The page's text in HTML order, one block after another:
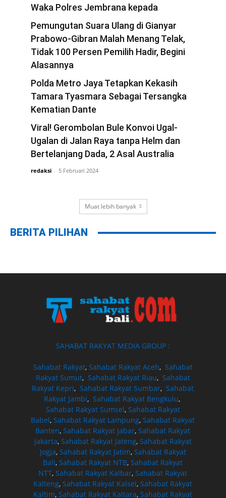
Waka Polres Jembrana kepada
Personel Yang Bertugas
redaksi - 23 Desember 2024
Pemungutan Suara Ulang di Gianyar
Prabowo-Gibran Malah Menang Telak,
Tidak 100 Persen Pemilih Hadir, Begini
Alasannya
redaksi 22 Februari 2024
Polda Metro Jaya Tetapkan Kekasih
Tamara Tyasmara Sebagai Tersangka
Kematian Dante
redaksi - 12 Februari 2024
Viral! Gerombolan Bule Konvoi Ugal-
Ugalan di Jalan Raya tanpa Helm dan
Bertelanjang Dada, 2 Asal Australia
redaksi - 5 Februari 2024
Muat lebih banyak
BERITA PILIHAN
SAHABAT RAKYAT MEDIA GROUP :
Sahabat Rakyat, Sahabat Rakyat Aceh, Sahabat
Rakyat Sumut, Sahabat Rakyat Riau, Sahabat
Rakyat Kepri,Sahabat Rakyat Sumbar,Sahabat
Rakyat Jambi, Sahabat Rakyat Bengkulu,
Sahabat Rakyat Sumsel, Sahabat Rakyat
Babel,Sahabat Rakyat Lampung,Sahabat Rakyat
Banten,Sahabat Rakyat Jabar,Sahabat Rakyat
Jakarta, Sahabat Rakyat Jateng, Sahabat Rakyat
Jogja, Sahabat Rakyat Jatim, Sahabat Rakyat
Bali,Sahabat Rakyat NTB,Sahabat Rakyat
NTT,Sahabat Rakyat Kalbar,Sahabat Rakyat
Kalteng,Sahabat Rakyat Kalsel,Sahabat Rakyat
Kaltim,Sahabat Rakyat Kaltara,Sahabat Rakyat